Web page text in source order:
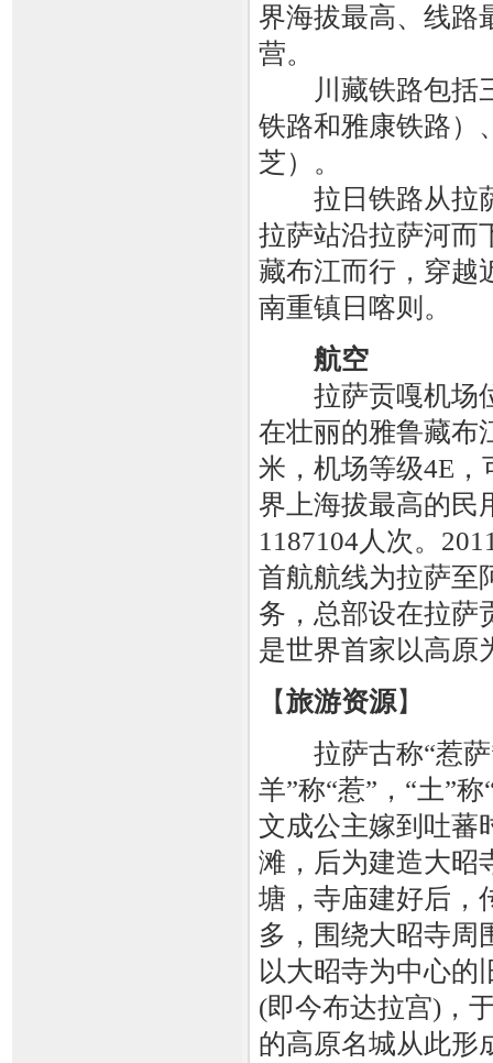
界海拔最高、线路
营。
川藏铁路包括三
铁路和雅康铁路）
芝）。
拉日铁路从拉萨
拉萨站沿拉萨河而
藏布江而行，穿越
南重镇日喀则。
航空
拉萨贡嘎机场位
在壮丽的雅鲁藏布
米，机场等级4E
界上海拔最高的民
1187104人次。
首航航线为拉萨至
务，总部设在拉萨
是世界首家以高原
【旅游资源】
拉萨古称“惹萨
羊”称“惹”，“土”
文成公主嫁到吐蕃
滩，后为建造大昭
塘，寺庙建好后，
多，围绕大昭寺周
以大昭寺为中心的
(即今布达拉宫)，
的高原名城从此形